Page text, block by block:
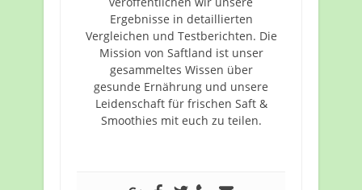
Ergebnisse in detaillierten
Vergleichen und Testberichten. Die
Mission von Saftland ist unser
gesammeltes Wissen über
gesunde Ernährung und unsere
Leidenschaft für frischen Saft &
Smoothies mit euch zu teilen.